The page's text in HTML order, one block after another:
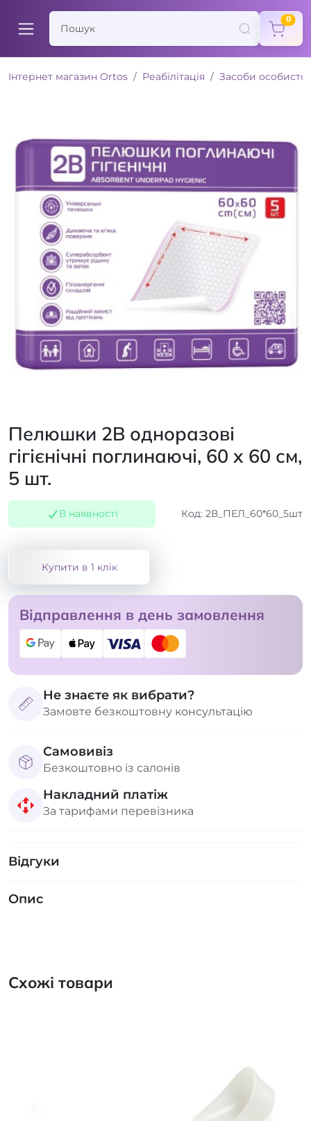
0
Інтернет магазин Ortos Реабілітація Засоби особистої
Пелюшки 2B одноразові
гігієнічні поглинаючі, 60 x 60 см,
5 шт.
В наявності Код: 2В_ПЕЛ_60*60_5шт
Купити в 1 клік
Відправлення в день замовлення
Не знаєте як вибрати?
Замовте безкоштовну консультацію
Самовивіз
Безкоштовно із салонів
Накладний платіж
За тарифами перевізника
Відгуки
Опис
Схожі товари